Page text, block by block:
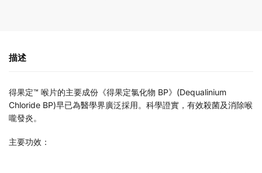
描述
得果定™ 喉片的主要成份《得果定氯化物 BP》(Dequalinium
Chloride BP)早已為醫學界廣泛採用。科學證實，有效殺菌及消除喉
嚨發炎。
主要功效：